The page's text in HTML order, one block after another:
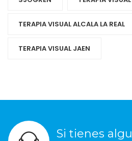
TERAPIA VISUAL ALCALA LA REAL
TERAPIA VISUAL JAEN
Si tienes